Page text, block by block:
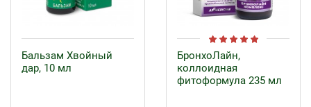
Бальзам Хвойный
дар, 10 мл
БронхоЛайн,
коллоидная
фитоформула 235 мл